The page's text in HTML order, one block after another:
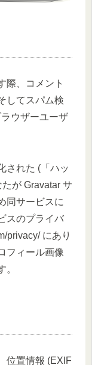
際、コメント
してスパム検
ウザーユーザ
された (「ハッ
が Gravatar サ
同サービスに
スのプライバ
privacy/ にあり
フィール画像
。
位置情報 (EXIF